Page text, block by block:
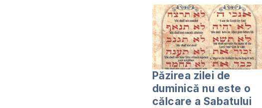
Păzirea zilei de
duminică nu este o
călcare a Sabatului